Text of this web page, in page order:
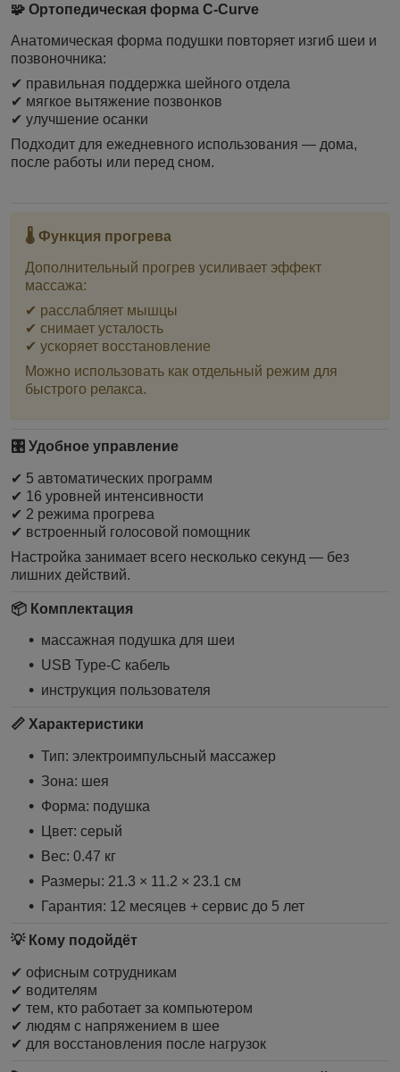
🧩 Ортопедическая форма C-Curve
Анатомическая форма подушки повторяет изгиб шеи и
позвоночника:
✔ правильная поддержка шейного отдела
✔ мягкое вытяжение позвонков
✔ улучшение осанки
Подходит для ежедневного использования — дома,
после работы или перед сном.
🌡 Функция прогрева
Дополнительный прогрев усиливает эффект
массажа:
✔ расслабляет мышцы
✔ снимает усталость
✔ ускоряет восстановление
Можно использовать как отдельный режим для
быстрого релакса.
🎛 Удобное управление
✔ 5 автоматических программ
✔ 16 уровней интенсивности
✔ 2 режима прогрева
✔ встроенный голосовой помощник
Настройка занимает всего несколько секунд — без
лишних действий.
📦 Комплектация
массажная подушка для шеи
USB Type-C кабель
инструкция пользователя
📏 Характеристики
Тип: электроимпульсный массажер
Зона: шея
Форма: подушка
Цвет: серый
Вес: 0.47 кг
Размеры: 21.3 × 11.2 × 23.1 см
Гарантия: 12 месяцев + сервис до 5 лет
💡 Кому подойдёт
✔ офисным сотрудникам
✔ водителям
✔ тем, кто работает за компьютером
✔ людям с напряжением в шее
✔ для восстановления после нагрузок